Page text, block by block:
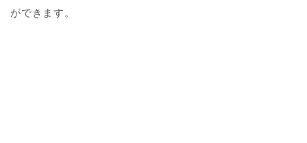
ができます。